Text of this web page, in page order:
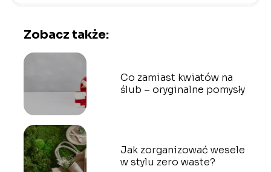
Zobacz także:
Co zamiast kwiatów na
ślub – oryginalne pomysły
Jak zorganizować wesele
w stylu zero waste?